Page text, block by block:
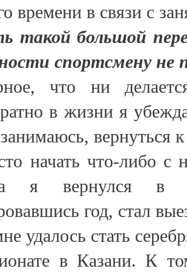
времени в связи с
такой большой
спортсмену не
что ни
в жизни я
вернуться
начать что-либо с
я вернулся в
год, стал
удалось стать
в Казани. К